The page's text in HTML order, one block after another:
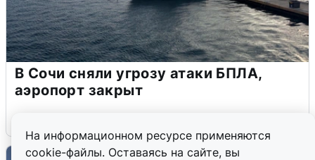
На информационном ресурсе применяются
cookie-файлы. Оставаясь на сайте, вы
В Сочи сняли угрозу атаки БПЛА,
аэропорт закрыт